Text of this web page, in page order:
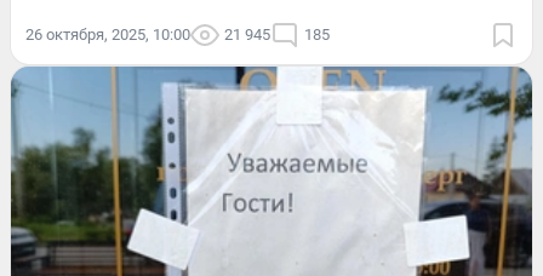
26 октября, 2025, 10:00 21 945 185